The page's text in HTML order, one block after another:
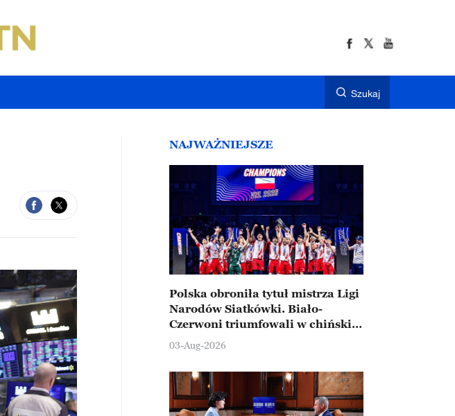
Szukaj
NAJWAŻNIEJSZE
Polska obroniła tytuł mistrza Ligi
Narodów Siatkówki. Biało-
Czerwoni triumfowali w chińskim
Ningbo
03-Aug-2026